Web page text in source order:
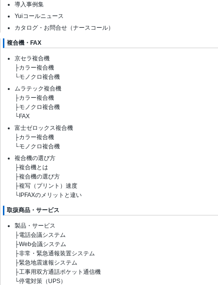
導入事例集
Yuiコールニュース
カタログ・お問合せ（ナースコール）
複合機・FAX
京セラ複合機
├カラー複合機
└モノクロ複合機
ムラテック複合機
├カラー複合機
├モノクロ複合機
└FAX
富士ゼロックス複合機
├カラー複合機
└モノクロ複合機
複合機の選び方
├複合機とは
├複合機の選び方
├複写（プリント）速度
└IPFAXのメリットと違い
取扱商品・サービス
製品・サービス
├電話会議システム
├Web会議システム
├非常・緊急通報装置システム
├緊急地震速報システム
├工事用双方通話ポケット通信機
└停電対策（UPS）